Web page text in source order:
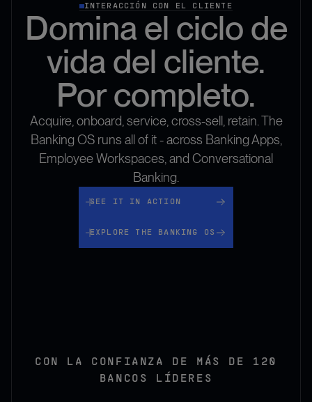
INTERACCIÓN CON EL CLIENTE
Domina el ciclo de
vida del cliente.
Por completo.
Acquire, onboard, service, cross-sell, retain. The
Banking OS runs all of it - across Banking Apps,
Employee Workspaces, and Conversational
Banking.
SEE IT IN ACTION
EXPLORE THE BANKING OS
CON LA CONFIANZA DE
MÁS DE 120
BANCOS LÍDERES